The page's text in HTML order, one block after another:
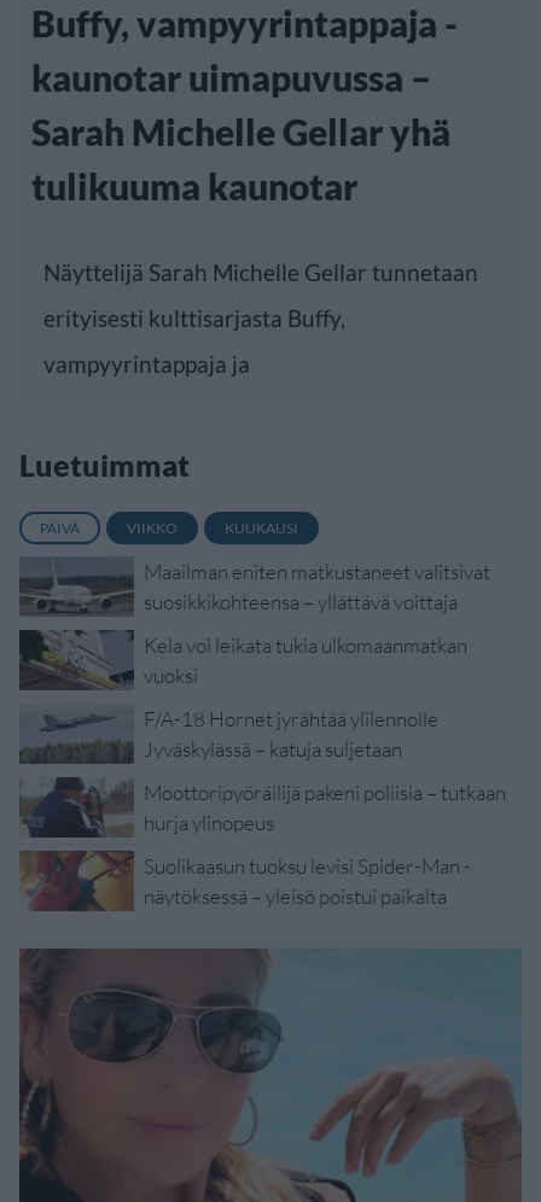
Buffy, vampyyrintappaja -
kaunotar uimapuvussa –
Sarah Michelle Gellar yhä
tulikuuma kaunotar
Näyttelijä Sarah Michelle Gellar tunnetaan
erityisesti kulttisarjasta Buffy,
vampyyrintappaja ja
Luetuimmat
PÄIVÄ VIIKKO KUUKAUSI
Maailman eniten matkustaneet valitsivat
suosikkikohteensa – yllättävä voittaja
Kela voi leikata tukia ulkomaanmatkan
vuoksi
F/A-18 Hornet jyrähtää ylilennolle
Jyväskylässä – katuja suljetaan
Moottoripyöräilijä pakeni poliisia – tutkaan
hurja ylinopeus
Suolikaasun tuoksu levisi Spider-Man -
näytöksessä – yleisö poistui paikalta